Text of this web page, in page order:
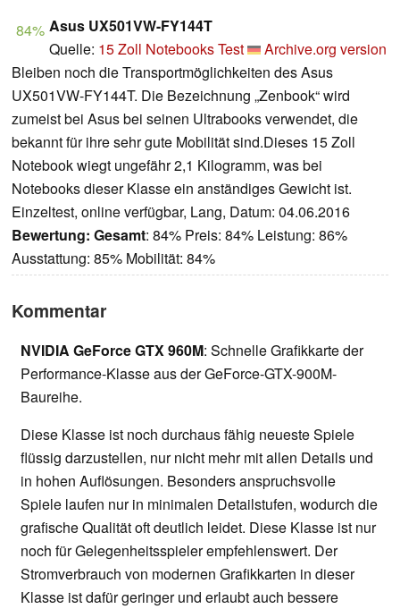
84% Asus UX501VW-FY144T
Quelle: 15 Zoll Notebooks Test
Archive.org version
Bleiben noch die Transportmöglichkeiten des Asus
UX501VW-FY144T. Die Bezeichnung „Zenbook“ wird
zumeist bei Asus bei seinen Ultrabooks verwendet, die
bekannt für ihre sehr gute Mobilität sind.Dieses 15 Zoll
Notebook wiegt ungefähr 2,1 Kilogramm, was bei
Notebooks dieser Klasse ein anständiges Gewicht ist.
Einzeltest, online verfügbar, Lang, Datum: 04.06.2016
Bewertung: Gesamt: 84% Preis: 84% Leistung: 86%
Ausstattung: 85% Mobilität: 84%
Kommentar
NVIDIA GeForce GTX 960M: Schnelle Grafikkarte der
Performance-Klasse aus der GeForce-GTX-900M-
Baureihe.
Diese Klasse ist noch durchaus fähig neueste Spiele
flüssig darzustellen, nur nicht mehr mit allen Details und
in hohen Auflösungen. Besonders anspruchsvolle
Spiele laufen nur in minimalen Detailstufen, wodurch die
grafische Qualität oft deutlich leidet. Diese Klasse ist nur
noch für Gelegenheitsspieler empfehlenswert. Der
Stromverbrauch von modernen Grafikkarten in dieser
Klasse ist dafür geringer und erlaubt auch bessere